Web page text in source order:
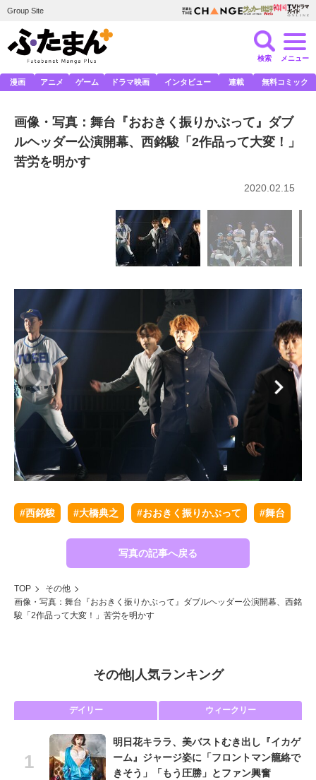
Group Site
検索 メニュー
漫画 アニメ ゲーム ドラマ映画 インタビュー 連載 無料コミック
画像・写真：舞台『おおきく振りかぶって』ダブ
ルヘッダー公演開幕、西銘駿「2作品って大変！」
苦労を明かす
2020.02.15
#西銘駿 #大橋典之 #おおきく振りかぶって #舞台
写真の記事へ戻る
TOP
その他
画像・写真：舞台『おおきく振りかぶって』ダブルヘッダー公演開幕、西銘
駿「2作品って大変！」苦労を明かす
その他| 人気ランキング
デイリー ウィークリー
明日花キララ、美バストむき出し『イカゲ
ーム』ジャージ姿に「フロントマン籠絡で
きそう」「もう圧勝」とファン興奮